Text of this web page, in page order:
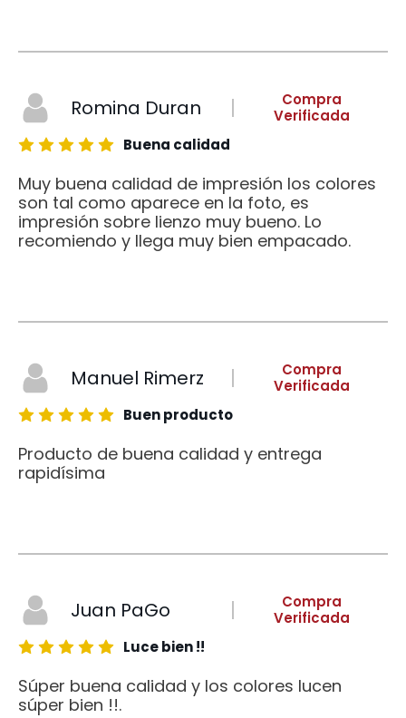
Romina Duran
Compra
Verificada
Buena calidad
Muy buena calidad de impresión los colores
son tal como aparece en la foto, es
impresión sobre lienzo muy bueno. Lo
recomiendo y llega muy bien empacado.
Manuel Rimerz
Compra
Verificada
Buen producto
Producto de buena calidad y entrega
rapidísima
Juan PaGo
Compra
Verificada
Luce bien !!
Súper buena calidad y los colores lucen
súper bien !!.